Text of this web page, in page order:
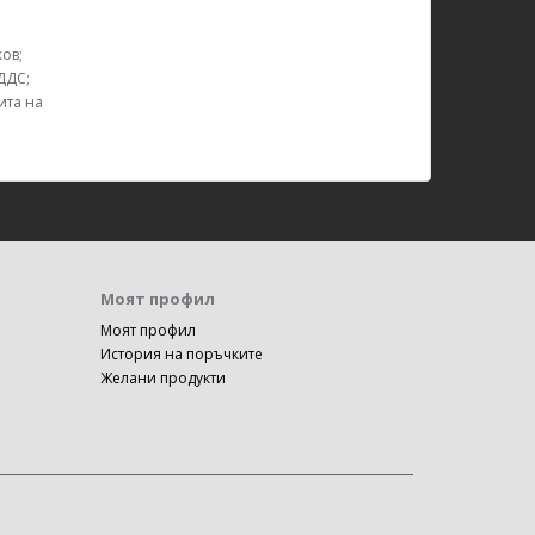
на
Моят профил
Моят профил
История на поръчките
Желани продукти